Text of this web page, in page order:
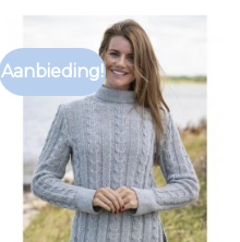
Aanbieding!